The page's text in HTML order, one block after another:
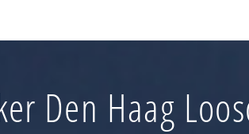
Den Haag